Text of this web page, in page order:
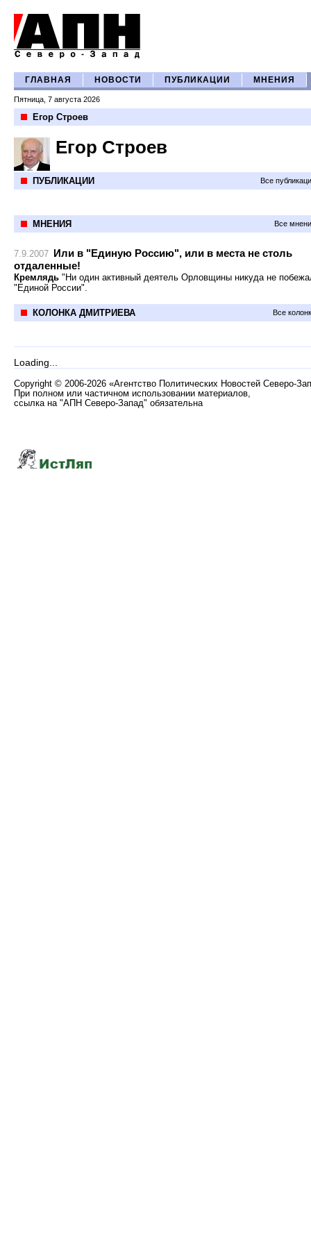
ГЛАВНАЯ НОВОСТИ ПУБЛИКАЦИИ МНЕНИЯ
Пятница, 7 августа 2026
Егор Строев
Егор Строев
ПУБЛИКАЦИИ Все
МНЕНИЯ Все
7.9.2007 Или в "Единую Россию", или в места не столь
отдаленные!
Кремлядь "Ни один активный деятель Орловщины никуда не
"Единой России".
КОЛОНКА ДМИТРИЕВА Все
Loading...
Copyright © 2006-2026 «Агентство Политических Новостей Северо-
При полном или частичном использовании материалов,
ссылка на "АПН Северо-Запад" обязательна